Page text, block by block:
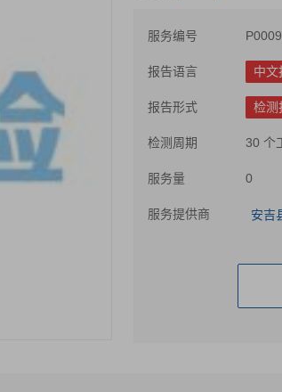
服务编号
报告语言 中文
报告形式 检测
检测周期 30 个
服务量 0
服务提供商 安吉